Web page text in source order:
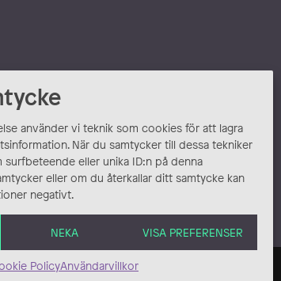
använder vi teknik som cookies för att lagra
När du samtycker till dessa tekniker
surfbeteende eller unika ID:n på denna
eller om du återkallar ditt samtycke kan
negativt.
NEKA VISA PREFERENSER
PolicyAnvändarvillkor